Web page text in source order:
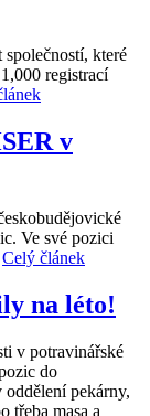
které
registrací
v
Ve své pozici
Celý článek
na léto!
v potravinářské
do
pekárny,
třeba masa a